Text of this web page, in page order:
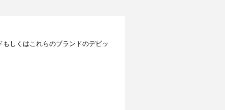
しくはこれらのブランドのデビッ